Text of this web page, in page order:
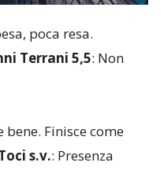
poca resa.
Terrani 5,5: Non
bene. Finisce come
s.v.: Presenza